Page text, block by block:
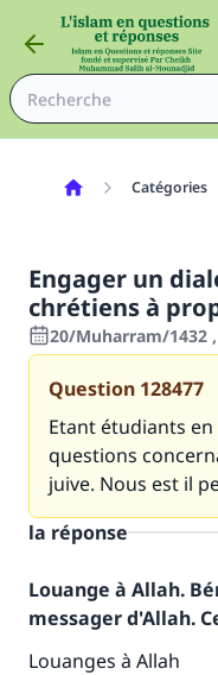
Catégories
Engager un
chrétiens à
20/Muharram/1432
Question 128477
Etant étudiants
questions
juive. Nous est il
la réponse
Louange à Allah.
messager d'Allah.
Louanges à Allah